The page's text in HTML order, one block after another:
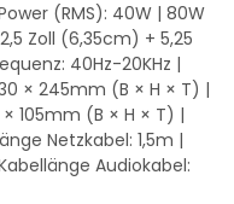
(RMS): 40W | 80W
Zoll (6,35cm) + 5,25
40Hz-20KHz |
× 245mm (B × H × T) |
105mm (B × H × T) |
Netzkabel: 1,5m |
Audiokabel: